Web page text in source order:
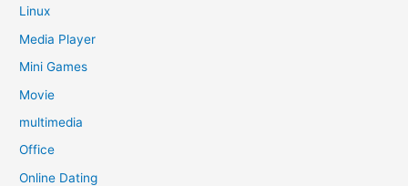
Linux
Media Player
Mini Games
Movie
multimedia
Office
Online Dating